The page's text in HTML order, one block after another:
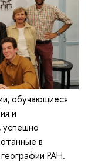
обучающиеся
и
в
РАН.